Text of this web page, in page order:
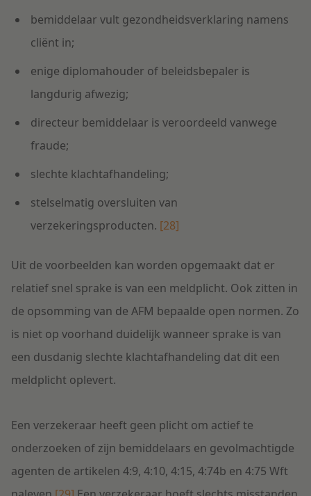
bemiddelaar vult gezondheidsverklaring namens
cliënt in;
enige diplomahouder of beleidsbepaler is
langdurig afwezig;
directeur bemiddelaar is veroordeeld vanwege
fraude;
slechte klachtafhandeling;
stelselmatig oversluiten van
verzekeringsproducten. [28]
Uit de voorbeelden kan worden opgemaakt dat er
relatief snel sprake is van een meldplicht. Ook zitten in
de opsomming van de AFM bepaalde open normen. Zo
is niet op voorhand duidelijk wanneer sprake is van
een dusdanig slechte klachtafhandeling dat dit een
meldplicht oplevert.
Een verzekeraar heeft geen plicht om actief te
onderzoeken of zijn bemiddelaars en gevolmachtigde
agenten de artikelen 4:9, 4:10, 4:15, 4:74b en 4:75 Wft